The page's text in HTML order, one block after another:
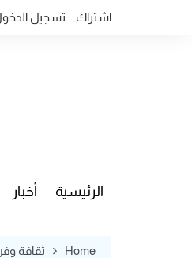
اشتراك تسجيل
الرئيسية أخبار
Home ثقافة